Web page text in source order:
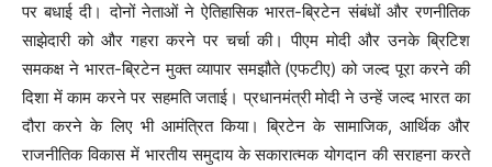
पर बधाई दी। दोनों नेताओं ने ऐतिहासिक भारत-ब्रिटेन संबंधों और रणनीतिक
साझेदारी को और गहरा करने पर चर्चा की। पीएम मोदी और उनके ब्रिटिश
समकक्ष ने भारत-ब्रिटेन मुक्त व्यापार समझौते (एफटीए) को जल्द पूरा करने की
दिशा में काम करने पर सहमति जताई। प्रधानमंत्री मोदी ने उन्हें जल्द भारत का
दौरा करने के लिए भी आमंत्रित किया। ब्रिटेन के सामाजिक, आर्थिक और
राजनीतिक विकास में भारतीय समुदाय के सकारात्मक योगदान की सराहना करते